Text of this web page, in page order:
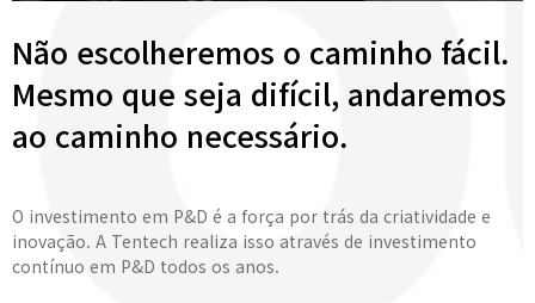
Não escolheremos o caminho fácil.
Mesmo que seja difícil, andaremos
ao caminho necessário.
O investimento em P&D é a força por trás da criatividade e
inovação. A Tentech realiza isso através de investimento
contínuo em P&D todos os anos.